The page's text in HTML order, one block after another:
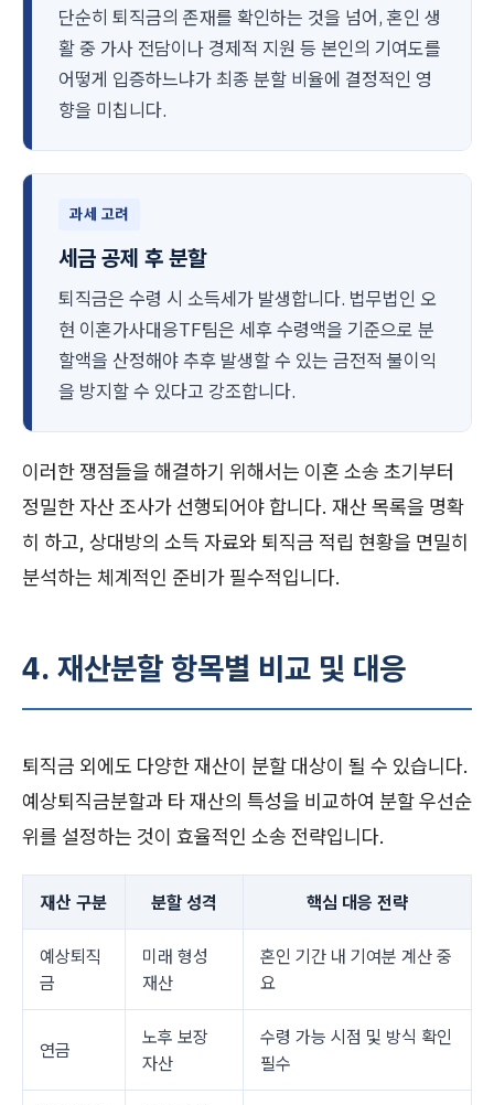
단순히 퇴직금의 존재를 확인하는 것을 넘어, 혼인 생
활 중 가사 전담이나 경제적 지원 등 본인의 기여도를
어떻게 입증하느냐가 최종 분할 비율에 결정적인 영
향을 미칩니다.
과세 고려
세금 공제 후 분할
퇴직금은 수령 시 소득세가 발생합니다. 법무법인 오
현 이혼가사대응TF팀은 세후 수령액을 기준으로 분
할액을 산정해야 추후 발생할 수 있는 금전적 불이익
을 방지할 수 있다고 강조합니다.
이러한 쟁점들을 해결하기 위해서는 이혼 소송 초기부터
정밀한 자산 조사가 선행되어야 합니다. 재산 목록을 명확
히 하고, 상대방의 소득 자료와 퇴직금 적립 현황을 면밀히
분석하는 체계적인 준비가 필수적입니다.
4. 재산분할 항목별 비교 및 대응
퇴직금 외에도 다양한 재산이 분할 대상이 될 수 있습니다.
예상퇴직금분할과 타 재산의 특성을 비교하여 분할 우선순
위를 설정하는 것이 효율적인 소송 전략입니다.
재산 구분 분할 성격 핵심 대응 전략
예상퇴직
금
미래 형성
재산
혼인 기간 내 기여분 계산 중
요
연금
노후 보장
자산
수령 가능 시점 및 방식 확인
필수